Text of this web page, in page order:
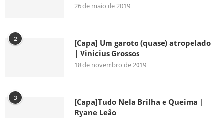
26 de maio de 2019
2
[Capa] Um garoto (quase) atropelado
| Vinicius Grossos
18 de novembro de 2019
3
[Capa]Tudo Nela Brilha e Queima |
Ryane Leão